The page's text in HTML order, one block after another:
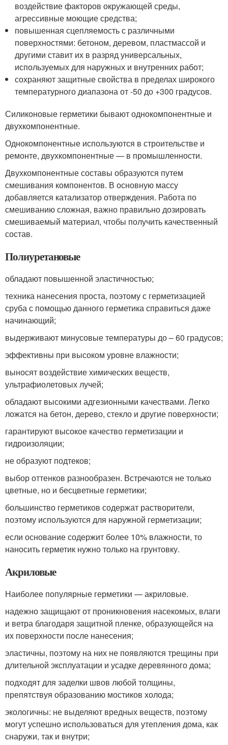
воздействие факторов окружающей среды,
агрессивные моющие средства;
повышенная сцепляемость с различными
поверхностями: бетоном, деревом, пластмассой и
другими ставит их в разряд универсальных,
используемых для наружных и внутренних работ;
сохраняют защитные свойства в пределах широкого
температурного диапазона от -50 до +300 градусов.
Силиконовые герметики бывают однокомпонентные и
двухкомпонентные.
Однокомпонентные используются в строительстве и
ремонте, двухкомпонентные — в промышленности.
Двухкомпонентные составы образуются путем
смешивания компонентов. В основную массу
добавляется катализатор отверждения. Работа по
смешиванию сложная, важно правильно дозировать
смешиваемый материал, чтобы получить качественный
состав.
Полиуретановые
обладают повышенной эластичностью;
техника нанесения проста, поэтому с герметизацией
сруба с помощью данного герметика справиться даже
начинающий;
выдерживают минусовые температуры до – 60 градусов;
эффективны при высоком уровне влажности;
выносят воздействие химических веществ,
ультрафиолетовых лучей;
обладают высокими адгезионными качествами. Легко
ложатся на бетон, дерево, стекло и другие поверхности;
гарантируют высокое качество герметизации и
гидроизоляции;
не образуют подтеков;
выбор оттенков разнообразен. Встречаются не только
цветные, но и бесцветные герметики;
большинство герметиков содержат растворители,
поэтому используются для наружной герметизации;
если основание содержит более 10% влажности, то
наносить герметик нужно только на грунтовку.
Акриловые
Наиболее популярные герметики — акриловые.
надежно защищают от проникновения насекомых, влаги
и ветра благодаря защитной пленке, образующейся на
их поверхности после нанесения;
эластичны, поэтому на них не появляются трещины при
длительной эксплуатации и усадке деревянного дома;
подходят для заделки швов любой толщины,
препятствуя образованию мостиков холода;
экологичны: не выделяют вредных веществ, поэтому
могут успешно использоваться для утепления дома, как
снаружи, так и внутри;